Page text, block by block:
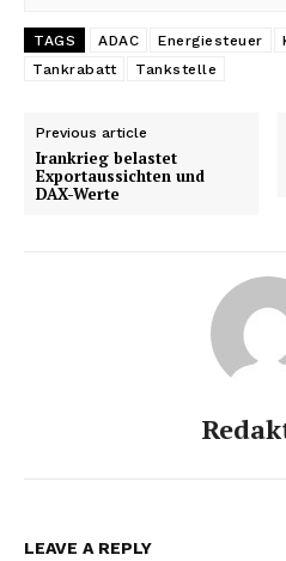
TAGS ADAC Energiesteuer
Tankrabatt
Tankstelle
Previous article
Irankrieg belastet
Exportaussichten und
DAX-Werte
LEAVE A REPLY